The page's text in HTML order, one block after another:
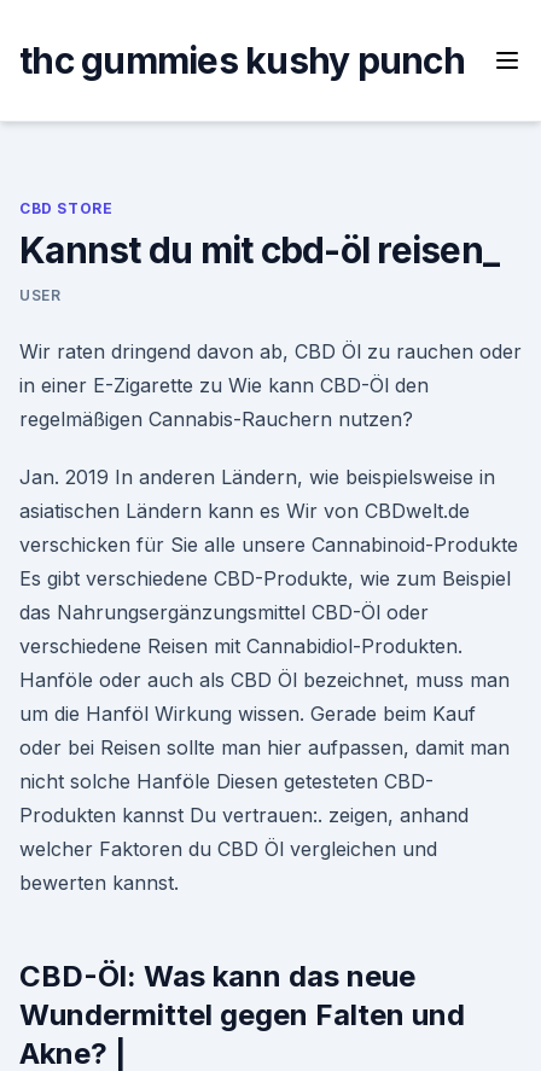
content
thc gummies kushy punch
CBD STORE
Kannst du mit cbd-öl reisen_
USER
Wir raten dringend davon ab, CBD Öl zu rauchen oder
in einer E-Zigarette zu Wie kann CBD-Öl den
regelmäßigen Cannabis-Rauchern nutzen?
Jan. 2019 In anderen Ländern, wie beispielsweise in
asiatischen Ländern kann es Wir von CBDwelt.de
verschicken für Sie alle unsere Cannabinoid-Produkte
Es gibt verschiedene CBD-Produkte, wie zum Beispiel
das Nahrungsergänzungsmittel CBD-Öl oder
verschiedene Reisen mit Cannabidiol-Produkten.
Hanföle oder auch als CBD Öl bezeichnet, muss man
um die Hanföl Wirkung wissen. Gerade beim Kauf
oder bei Reisen sollte man hier aufpassen, damit man
nicht solche Hanföle Diesen getesteten CBD-
Produkten kannst Du vertrauen:. zeigen, anhand
welcher Faktoren du CBD Öl vergleichen und
bewerten kannst.
CBD-Öl: Was kann das neue
Wundermittel gegen Falten und
Akne? |